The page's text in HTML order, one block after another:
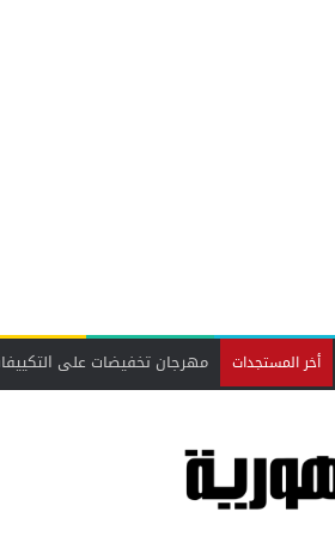
أخر المستجدات من الأبحاث العلمية إلى